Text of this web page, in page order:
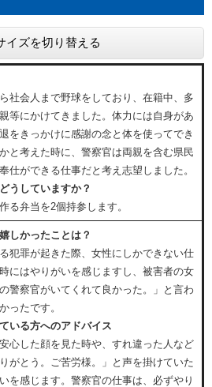
イズを切り替える
社会人まで野球をしており、在籍中、多
等にかけてきました。体力には自身があ
をきっかけに感謝の念と体を使ってでき
と考えた時に、警察官は両親を含む県民
仕ができる仕事だと考え志望しました。
うしていますか？
る弁当を2個持参します。
しかったことは？
犯罪が起きた際、女性にしかできない仕
にはやりがいを感じますし、被害者の女
警察官がいてくれて良かった。」と言わ
ったです。
いる方へのアドバイス
心した顔を見た時や、すれ違った人など
がとう。ご苦労様。」と声を掛けていた
を感じます。警察官の仕事は、必ずやり